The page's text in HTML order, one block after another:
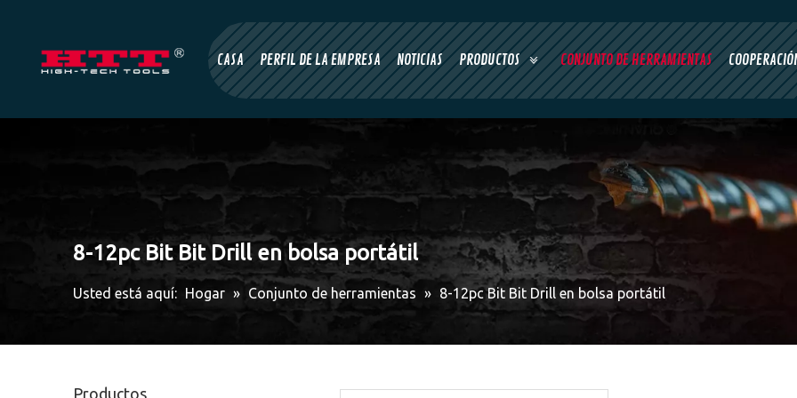
CASA PERFIL DE LA EMPRESA NOTICIAS PRODUCTOS CONJUNTO DE HERRAMIENTAS
8-12pc Bit Bit Drill en bolsa portátil
Usted está aquí: Hogar » Conjunto de herramientas » 8-12pc Bit Bit Drill en bolsa portátil
Productos